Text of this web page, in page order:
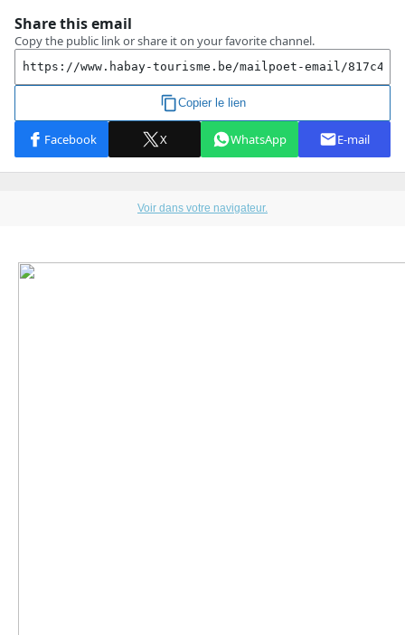
Voir dans votre navigateur.